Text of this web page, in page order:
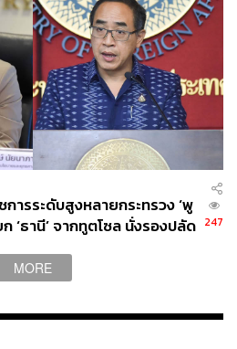
ดภูมิหลังหรือแรงจูงใจของยูยอง
รรับมือของตำรวจในเวลานั้น
ำลองที่มีเสียงบรรยายจากมุมมอง
ยะ ซึ่งทำให้เรารู้สึกอิหลักอิเหลื่อ
งฆาตกรประกอบไปกับฟุตเทจ
ำพูดภายใต้เสื้อกันฝนสีเหลืองใน
รภาพที่บอกว่า “ผมหวังว่านี่จะ
ปล่อยตัวพร่ำเพรื่อ และอยากให้
กย้ำให้เห็นว่าเขาไม่ได้มีความ
วไปแล้ว
ช่การก่อเหตุครั้งแรกของเขา ยู
วที่ยากจนและเผชิญกับการทำร้าย
วามผิดอื่นๆ มามากมาย เช่น
ารระดับสูงหลายกระทรวง ‘พู
‘ธานี’ จากทูตโซล นั่งรองปลัด 247
MORE